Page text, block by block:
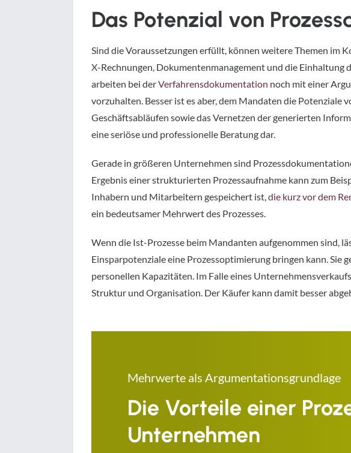
Das Potenzial von
Sind die Voraussetzungen erfüllt, können weitere Themen im
X-Rechnungen, Dokumentenmanagement und die
arbeiten bei derVerfahrensdokumentation noch mit einer
vorzuhalten. Besser ist es aber, dem Mandaten die
Geschäftsabläufen sowie das Vernetzen der generierten
eine seriöse und professionelle Beratung dar.
Gerade in größeren Unternehmen sind
Ergebnis einer strukturierten Prozessaufnahme kann zum
Inhabern und Mitarbeitern gespeichert ist,die kurz vor dem
ein bedeutsamer Mehrwert des Prozesses.
Wenn die Ist-Prozesse beim Mandanten aufgenommen sind,
Einsparpotenziale eine Prozessoptimierung bringen kann. Sie
personellen Kapazitäten. Im Falle eines
Struktur und Organisation. Der Käufer kann damit besser
Mehrwerte als Argumentationsgrundlage
Die Vorteile einer
Unternehmen